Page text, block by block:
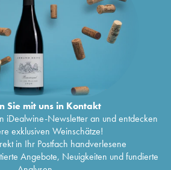
Sie mit uns in Kontakt
iDealwine-Newsletter an und entdecken
exklusiven Weinschätze!
in Ihr Postfach handverlesene
Angebote, Neuigkeiten und fundierte